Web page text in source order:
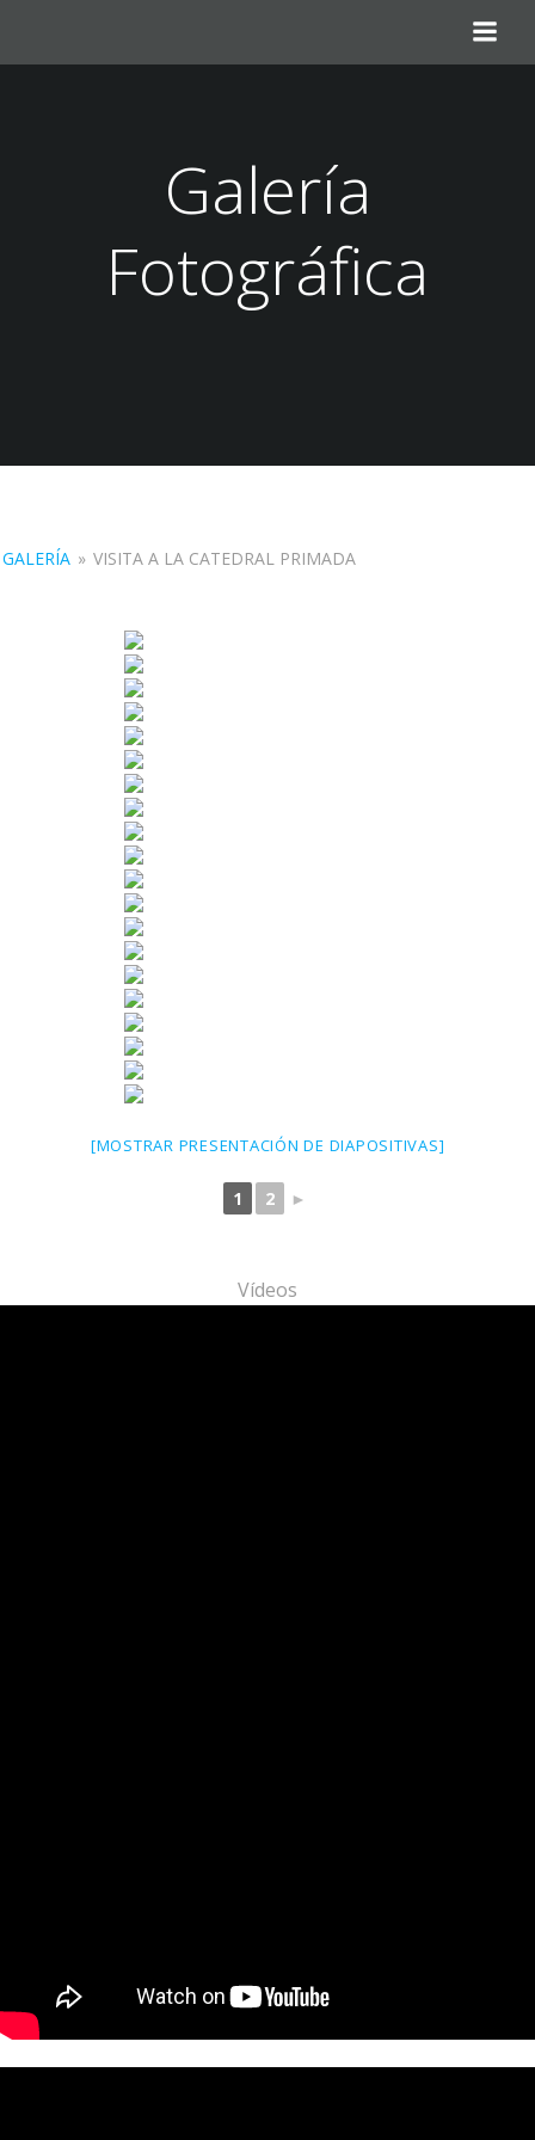
contenido
Galería
Fotográfica
GALERÍA » VISITA A LA CATEDRAL PRIMADA
[MOSTRAR PRESENTACIÓN DE DIAPOSITIVAS]
1 2 ►
Vídeos